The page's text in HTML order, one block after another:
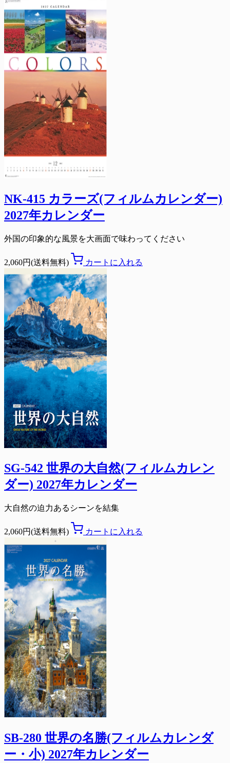
NK-415 カラーズ(フィルムカレンダー)
2027年カレンダー
外国の印象的な風景を大画面で味わってください
2,060円(送料無料) カートに入れる
SG-542 世界の大自然(フィルムカレン
ダー) 2027年カレンダー
大自然の迫力あるシーンを結集
2,060円(送料無料) カートに入れる
SB-280 世界の名勝(フィルムカレンダ
ー・小) 2027年カレンダー